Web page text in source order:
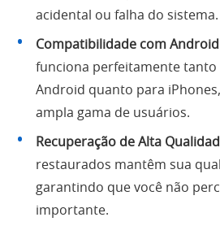
acidental ou falha do sistema.
Compatibilidade com Android
funciona perfeitamente tanto
Android quanto para
ampla gama de usuários.
Recuperação de Alta
restaurados mantêm sua
garantindo que você não
importante.